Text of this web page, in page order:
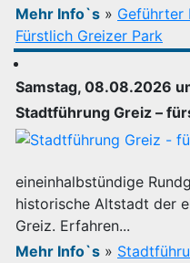
Mehr Info`s » Geführter
Fürstlich Greizer Park
Samstag, 08.08.2026
Stadtführung Greiz –
eineinhalbstündige
historische Altstadt der
Greiz. Erfahren...
Mehr Info`s »